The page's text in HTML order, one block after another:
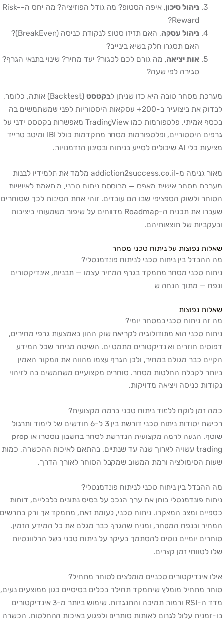
ניהול סיכון
, איפה הסטופ? מה גודל הפוזיציה? מה יחס ה-Risk-
Reward?
ניהול עסקה
, האם תזיזו סטופ לנקודת כניסה (BreakEven)?
האם תסגרו חלק בשיא ביניים?
אות יציאה, מה גורם לכם לסגור? יעד מחיר? שינוי בתנאי הגרף?
סגירה לפי שעה?
מערכת מסחר טובה היא כזו שניתן לבקטסט
(Backtest) אותה, כלומר,
לבדוק את ביצועיה ב-200+ עסקאות היסטוריות לפני שמשתמשים בה
בכסף אמיתי. פלטפורמות כמו TradingView מאפשרות בקטסט ידני על
גרפים היסטוריים, ופלטפורמות מסחר מתקדמות כולל IBI ומיטב טרייד
מציעות כלי AI שיכולים לסייע בניתוח ובסינון הזדמנויות.
מאור גנימה מ-addiction2success.co.il מלמד את תלמידיו לבנות
מערכת מסחר אישית מאפס — מבוססת ניתוח טכני, מותאמת לאישיות
הסוחר ולשוק הספציפי שבו הם עובדים. זוהי אחת הסיבות לכך שסוחרים
שעברו את תכנית ה-Roadmap מדווחים על שיפור משמעותי ביציבות
ובעקביות של תוצאותיהם.
שאלות נפוצות על ניתוח טכני מסחר
מה ההבדל בין ניתוח טכני לניתוח פונדמנטלי?
ניתוח טכני מסחר מתמקד בגרף המחיר עצמו — תבניות, אינדיקטורים
ונפח — מתוך הנחה ש
שאלות נפוצות
מה זה ניתוח טכני במסחר יומי?
ניתוח טכני הוא מתודולוגיה לקריאת שוק ההון באמצעות גרפי מחירים,
דפוסים חוזרים ואינדיקטורים מתמטיים. השיטה מניחה שכל המידע
הקיים כבר מגולם במחיר, ולכן הגרף עצמו מהווה את המקור האמין
ביותר לקבלת החלטות מסחר. סוחרים מקצועיים משתמשים בה לזיהוי
נקודות כניסה ויציאה מדויקות.
כמה זמן לוקח ללמוד ניתוח טכני ברמה מקצועית?
רכישת יסודות ניתוח טכני דורשת בין 3 ל-6 חודשים של לימוד ותרגול
שוטף. הגעה לרמה מקצועית הנדרשת לסחר בחשבון נוסטרו או prop
trading עשויה לארוך שנה עד שנתיים, בהתאם לאיכות ההכשרה, כמות
שעות הסימולציה ורמת המשוב שמקבל הסוחר לאורך הדרך.
מה ההבדל בין ניתוח טכני לניתוח פונדמנטלי?
ניתוח פונדמנטלי בוחן את ערך הנכס על בסיס נתונים כלכליים, דוחות
כספיים ומצב המאקרו. ניתוח טכני, לעומת זאת, מתמקד אך ורק בתרשים
המחיר ובנפח המסחר, ומניח שהגרף כבר מגלם את כל המידע הזמין.
סוחרים יומיים נוטים להסתמך בעיקר על ניתוח טכני בשל הרלוונטיות
שלו לטווחי זמן קצרים.
אילו אינדיקטורים טכניים מומלצים לסוחר מתחיל?
סוחר מתחיל מומלץ שיתמקד תחילה בכלים בסיסיים כגון ממוצעים נעים,
מדד ה-RSI ורמות תמיכה והתנגדות. שימוש ביותר מ-3 אינדיקטורים
בו-זמנית עלול לגרום לאותות סותרים ולפגוע באיכות ההחלטות. הכשרה